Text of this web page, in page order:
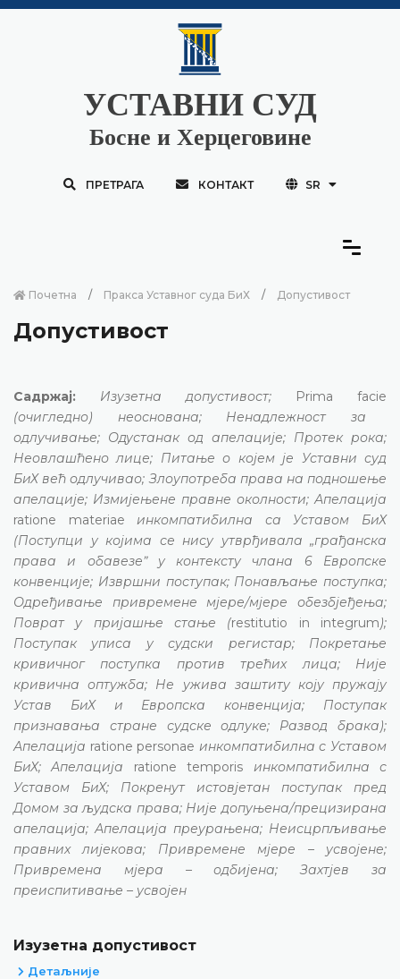
УСТАВНИ СУД
Босне и Херцеговине
ПРЕТРАГА КОНТАКТ SR
Почетна Пракса Уставног суда БиХ Допустивост
Допустивост
Садржај: Изузетна допустивост;
Prima facie
(очигледно) неоснована; Ненадлежност за
одлучивање; Одустанак од апелације; Протек рока;
Неовлашћено лице; Питање о којем је Уставни суд
БиХ већ одлучивао; Злоупотреба права на подношење
апелације; Измијењене правне околности; Апелација
ratione materiae инкомпатибилна са Уставом БиХ
(Поступци у којима се нису утврђивала „грађанска
права и обавезеˮ у контексту члана 6 Европске
конвенције; Извршни поступак; Понављање поступка;
Одређивање привремене мјере/мјере обезбјеђења;
Поврат у пријашње стање (restitutio in integrum);
Поступак уписа у судски регистар; Покретање
кривичног поступка против трећих лица; Није
кривична оптужба; Не ужива заштиту коју пружају
Устав БиХ и Европска конвенција; Поступак
признавања стране судске одлуке; Развод брака);
Апелација ratione personae инкомпатибилна с Уставом
БиХ; Апелација ratione temporis инкомпатибилна с
Уставом БиХ; Покренут истовјетан поступак пред
Домом за људска права; Није допуњена/прецизирана
апелација; Апелација преурањена; Неисцрпљивање
правних лијекова; Привремене мјере – усвојене;
Привремена мјера – одбијена; Захтјев за
преиспитивање – усвојен
Изузетна допустивост
Детаљније